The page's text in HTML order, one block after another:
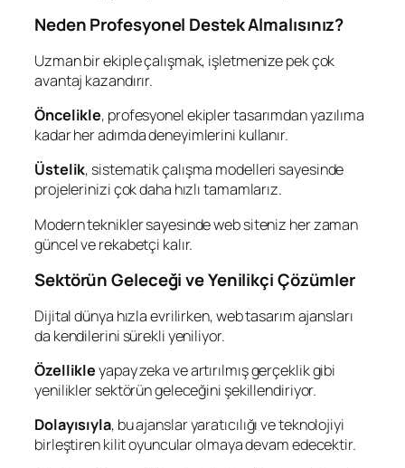
Neden Profesyonel Destek Almalısınız?
Uzman bir ekiple çalışmak, işletmenize pek çok
avantaj kazandırır.
Öncelikle, profesyonel ekipler tasarımdan yazılıma
kadar her adımda deneyimlerini kullanır.
Üstelik, sistematik çalışma modelleri sayesinde
projelerinizi çok daha hızlı tamamlarız.
Modern teknikler sayesinde web siteniz her zaman
güncel ve rekabetçi kalır.
Sektörün Geleceği ve Yenilikçi Çözümler
Dijital dünya hızla evrilirken, web tasarım ajansları
da kendilerini sürekli yeniliyor.
Özellikleyapay zeka ve artırılmış gerçeklik gibi
yenilikler sektörün geleceğini şekillendiriyor.
Dolayısıyla, bu ajanslar yaratıcılığı ve teknolojiyi
birleştiren kilit oyuncular olmaya devam edecektir.